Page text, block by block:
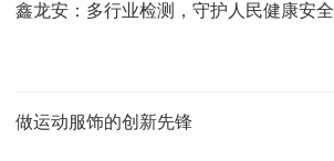
鑫龙安：多行业检测，守护人民健康安全
做运动服饰的创新先锋